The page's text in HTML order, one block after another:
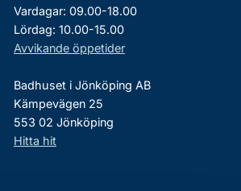
Vardagar: 09.00-18.00
Lördag: 10.00-15.00
Avvikande öppetider
Badhuset i Jönköping AB
Kämpevägen 25
553 02 Jönköping
Hitta hit